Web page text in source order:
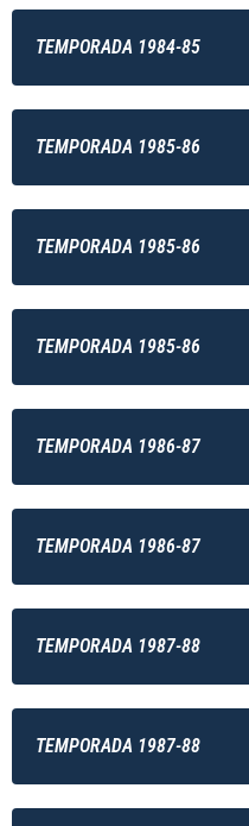
TEMPORADA 1984-85
TEMPORADA 1985-86
TEMPORADA 1985-86
TEMPORADA 1985-86
TEMPORADA 1986-87
TEMPORADA 1986-87
TEMPORADA 1987-88
TEMPORADA 1987-88